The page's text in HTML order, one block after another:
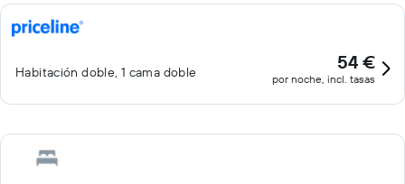
Habitación doble, 1 cama doble 54 €
por noche, incl. tasas